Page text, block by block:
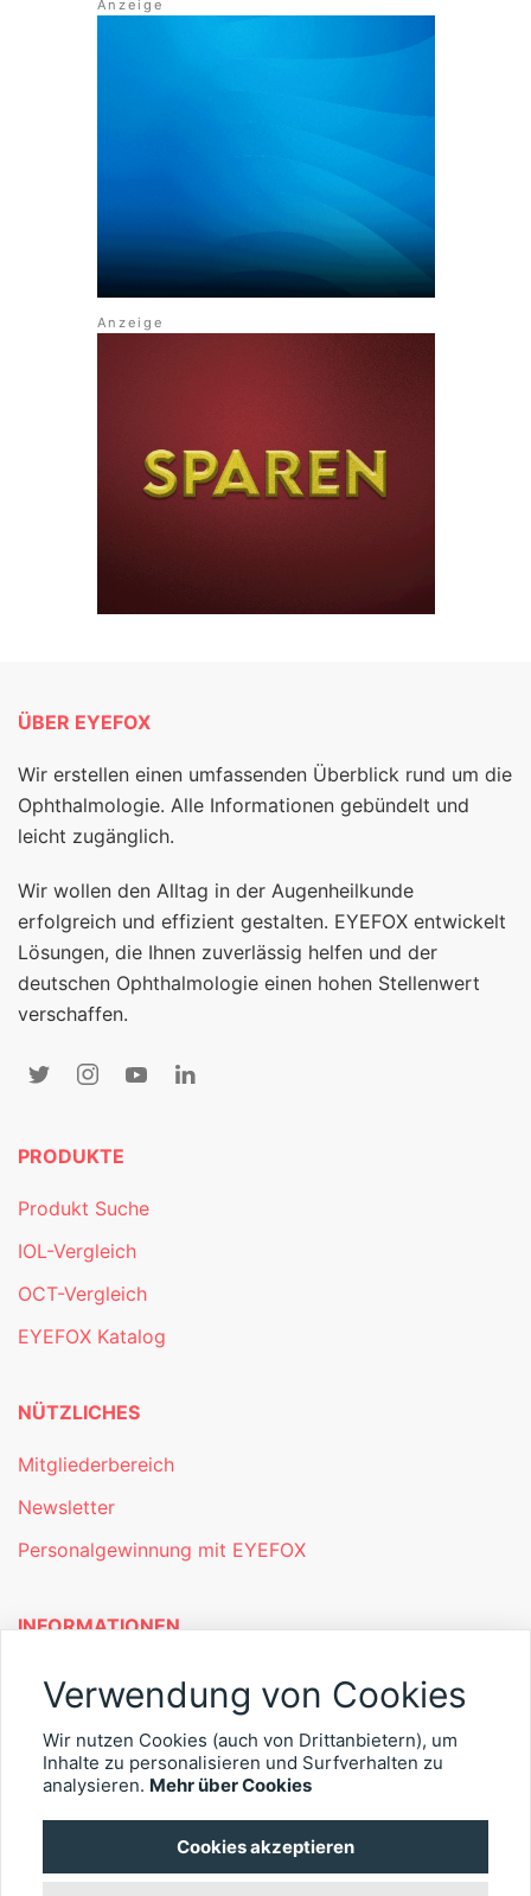
ÜBER EYEFOX
Wir erstellen einen umfassenden Überblick rund um die
Ophthalmologie. Alle Informationen gebündelt und
leicht zugänglich.
Wir wollen den Alltag in der Augenheilkunde
erfolgreich und effizient gestalten. EYEFOX entwickelt
Lösungen, die Ihnen zuverlässig helfen und der
deutschen Ophthalmologie einen hohen Stellenwert
verschaffen.
PRODUKTE
Produkt Suche
IOL-Vergleich
OCT-Vergleich
EYEFOX Katalog
NÜTZLICHES
Mitgliederbereich
Newsletter
Personalgewinnung mit EYEFOX
INFORMATIONEN
Was ist EYEFOX – Ihre Möglichkeiten
Kontakt
Verwendung von Cookies
Wir nutzen Cookies (auch von Drittanbietern), um
Inhalte zu personalisieren und Surfverhalten zu
analysieren. Mehr über Cookies
Cookies akzeptieren